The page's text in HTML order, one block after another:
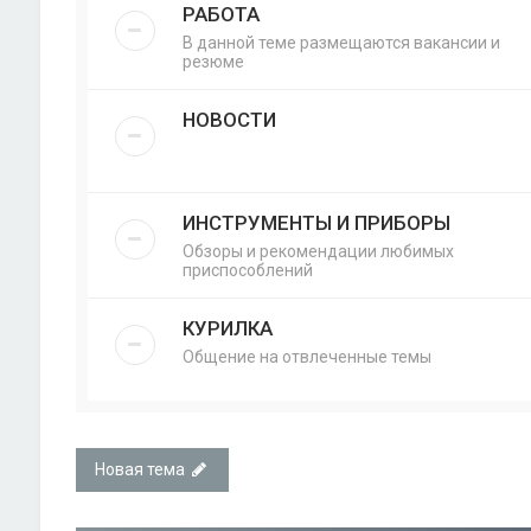
РАБОТА
В данной теме размещаются вакансии и
резюме
НОВОСТИ
ИНСТРУМЕНТЫ И ПРИБОРЫ
Обзоры и рекомендации любимых
приспособлений
КУРИЛКА
Общение на отвлеченные темы
Новая тема